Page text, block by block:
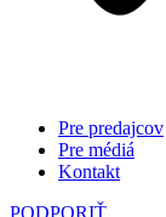
Pre predajcov
Pre médiá
Kontakt